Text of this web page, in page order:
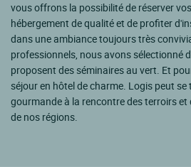
vous offrons la possibilité de réserver
hébergement de qualité et de profiter
dans une ambiance toujours très
professionnels, nous avons sélectionné
proposent des séminaires au vert. Et
séjour en hôtel de charme. Logis peut
gourmande à la rencontre des terroirs
de nos régions.